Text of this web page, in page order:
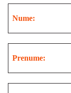
m
e
e
n